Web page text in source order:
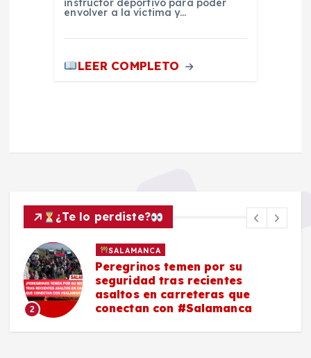
instructor deportivo para poder
envolver a la víctima y…
LEER COMPLETO
¿Te lo perdiste?
2
SALAMANCA
Peregrinos temen por su
seguridad tras recientes
asaltos en carreteras que
conectan con #Salamanca